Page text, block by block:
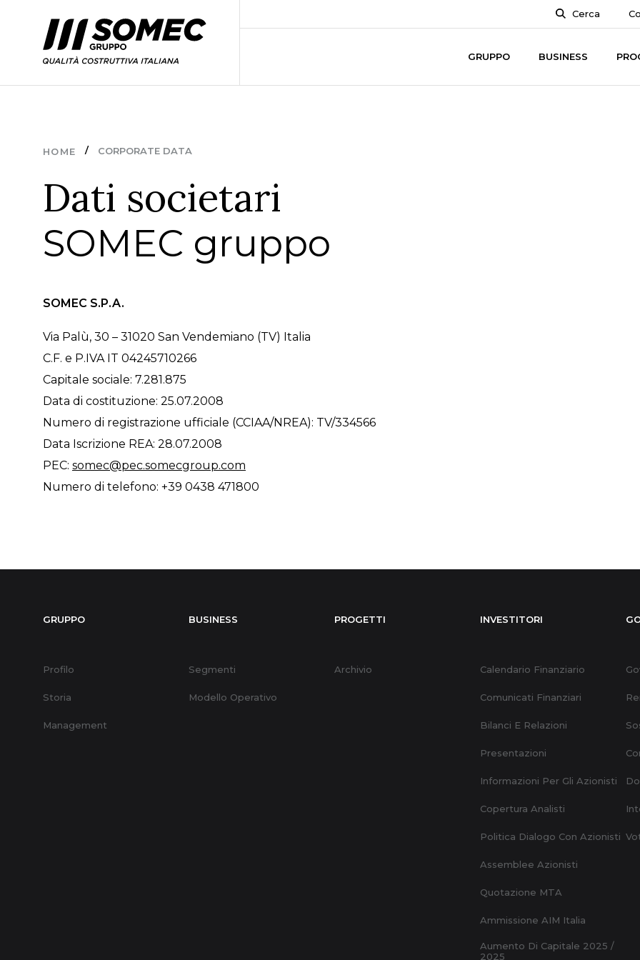
Cerca
GRUPPO BUSINESS
HOME CORPORATE DATA
Dati societari
SOMEC gruppo
SOMEC S.P.A.
Via Palù, 30 – 31020 San Vendemiano (TV) Italia
C.F. e P.IVA IT 04245710266
Capitale sociale: 7.281.875
Data di costituzione: 25.07.2008
Numero di registrazione ufficiale (CCIAA/NREA): TV/334566
Data Iscrizione REA: 28.07.2008
PEC: somec@pec.somecgroup.com
Numero di telefono: +39 0438 471800
GRUPPO
Profilo
Storia
Management
BUSINESS
Segmenti
Modello Operativo
PROGETTI
Archivio
INVESTITORI
Calendario Finanziario
Comunicati Finanziari
Bilanci E Relazioni
Presentazioni
Informazioni Per Gli Azionisti
Copertura Analisti
Politica Dialogo Con Azionisti
Assemblee Azionisti
Quotazione MTA
Ammissione AIM Italia
Aumento Di Capitale 2025 /
2025